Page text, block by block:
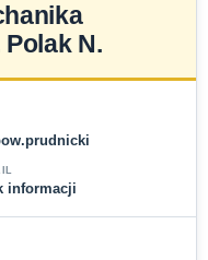
N.
informacji